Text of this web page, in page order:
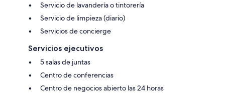
Servicio de lavandería o tintorería
Servicio de limpieza (diario)
Servicios de concierge
Servicios ejecutivos
5 salas de juntas
Centro de conferencias
Centro de negocios abierto las 24 horas